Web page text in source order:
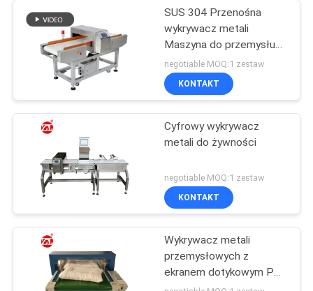
SUS 304 Przenośna
wykrywacz metali
Maszyna do przemysłu
spożywczego Wysoka
czułość
negotiable MOQ:1 zestaw
KONTAKT
Cyfrowy wykrywacz
metali do żywności
negotiable MOQ:1 zestaw
KONTAKT
Wykrywacz metali
przemysłowych z
ekranem dotykowym PLC
do butów, poduszek